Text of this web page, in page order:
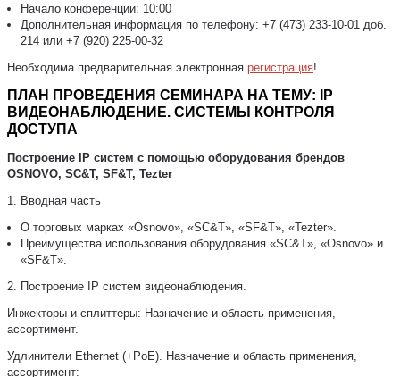
Начало конференции: 10:00
Дополнительная информация по телефону: +7 (473) 233-10-01 доб.
214 или +7 (920) 225-00-32
Необходима предварительная электронная регистрация!
ПЛАН ПРОВЕДЕНИЯ СЕМИНАРА НА ТЕМУ:
IP
ВИДЕОНАБЛЮДЕНИЕ. СИСТЕМЫ КОНТРОЛЯ
ДОСТУПА
Построение IP систем с помощью оборудования брендов
OSNOVO, SC&T, SF&T, Tezter
1. Вводная часть
О торговых марках «Osnovo», «SC&T», «SF&T», «Tezter».
Преимущества использования оборудования «SC&T», «Osnovo» и
«SF&T».
2. Построение IP систем видеонаблюдения.
Инжекторы и сплиттеры: Назначение и область применения,
ассортимент.
Удлинители Ethernet (+PoE). Назначение и область применения,
ассортимент: